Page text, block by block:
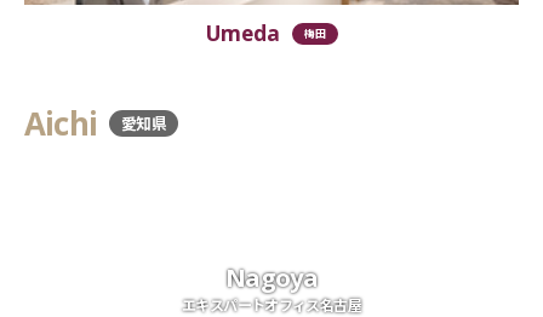
Umeda 梅田
Aichi 愛知県
Nagoya
エキスパートオフィス名古屋